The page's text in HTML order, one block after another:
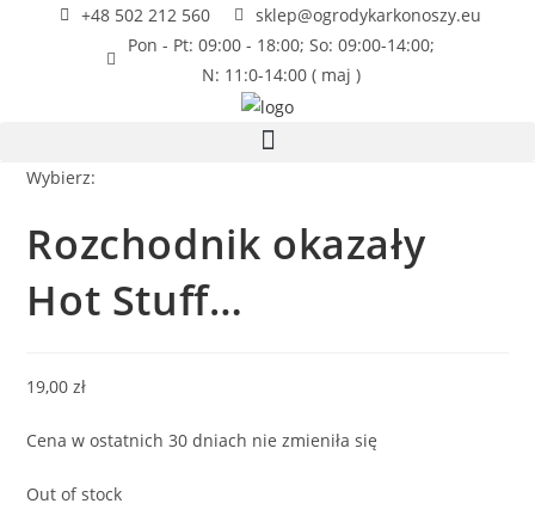
+48 502 212 560
sklep@ogrodykarkonoszy.eu
Pon - Pt: 09:00 - 18:00; So: 09:00-14:00;
N: 11:0-14:00 ( maj )
Wybierz:
Rozchodnik okazały
Hot Stuff…
19,00zł
Cena w ostatnich 30 dniach nie zmieniła się
Out of stock